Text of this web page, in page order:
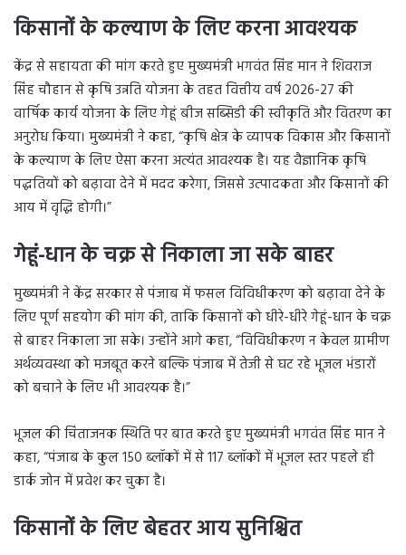
किसानों के कल्याण के लिए करना आवश्यक
केंद्र से सहायता की मांग करते हुए मुख्यमंत्री भगवंत सिंह मान ने शिवराज
सिंह चौहान से कृषि उन्नति योजना के तहत वित्तीय वर्ष 2026-27 की
वार्षिक कार्य योजना के लिए गेहूं बीज सब्सिडी की स्वीकृति और वितरण का
अनुरोध किया। मुख्यमंत्री ने कहा, “कृषि क्षेत्र के व्यापक विकास और किसानों
के कल्याण के लिए ऐसा करना अत्यंत आवश्यक है। यह वैज्ञानिक कृषि
पद्धतियों को बढ़ावा देने में मदद करेगा, जिससे उत्पादकता और किसानों की
आय में वृद्धि होगी।”
गेहूं-धान के चक्र से निकाला जा सके बाहर
मुख्यमंत्री ने केंद्र सरकार से पंजाब में फसल विविधीकरण को बढ़ावा देने के
लिए पूर्ण सहयोग की मांग की, ताकि किसानों को धीरे-धीरे गेहूं-धान के चक्र
से बाहर निकाला जा सके। उन्होंने आगे कहा, “विविधीकरण न केवल ग्रामीण
अर्थव्यवस्था को मजबूत करने बल्कि पंजाब में तेजी से घट रहे भूजल भंडारों
को बचाने के लिए भी आवश्यक है।”
भूजल की चिंताजनक स्थिति पर बात करते हुए मुख्यमंत्री भगवंत सिंह मान ने
कहा, “पंजाब के कुल 150 ब्लॉकों में से 117 ब्लॉकों में भूजल स्तर पहले ही
डार्क जोन में प्रवेश कर चुका है।
किसानों के लिए बेहतर आय सुनिश्चित